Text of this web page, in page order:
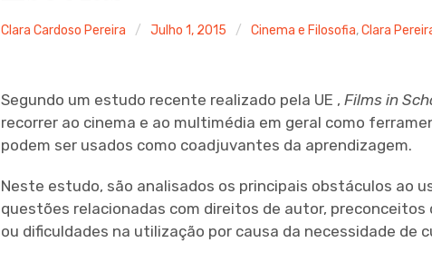
Clara Cardoso Pereira Julho 1, 2015 Cinema e Filosofia,Clara
Segundo um estudo recente realizado pela UE ,Films in
recorrer ao cinema e ao multimédia em geral como
podem ser usados como coadjuvantes da aprendizagem.
Neste estudo, são analisados os principais obstáculos ao
questões relacionadas com direitos de autor,
ou dificuldades na utilização por causa da necessidade de